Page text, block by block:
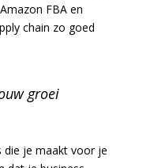
FBA en
chain zo goed
groei
die je maakt voor je